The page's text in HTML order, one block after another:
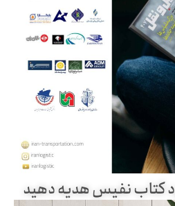
کتاب نفیس هدیه دهید